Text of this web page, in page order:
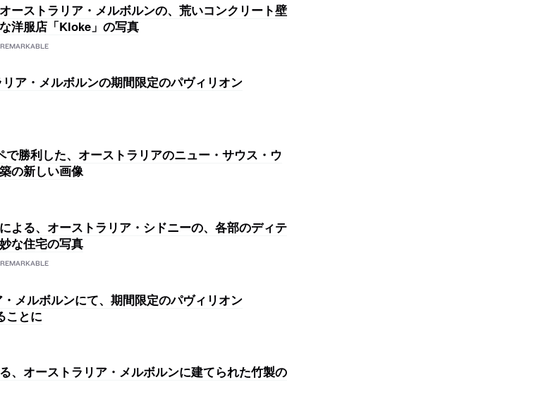
ーストラリア・メルボルンの、荒いコンクリート壁
洋服店「Kloke」の写真
REMARKABLE
ア・メルボルンの期間限定のパヴィリオン
で勝利した、オーストラリアのニュー・サウス・ウ
の新しい画像
よる、オーストラリア・シドニーの、各部のディテ
な住宅の写真
REMARKABLE
メルボルンにて、期間限定のパヴィリオン
ことに
、オーストラリア・メルボルンに建てられた竹製の